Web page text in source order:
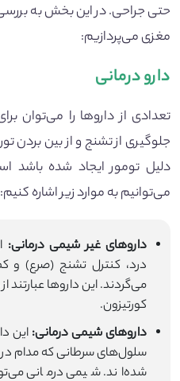
حتی جراحی. در این بخش به
مغزی می‌پردازیم:
دارو درمانی
تعدادی از دارو‌ها را می‌توان
جلوگیری از تشنج و از بین بردن
دلیل تومور ایجاد شده باشد
می‌توانیم به موارد زیر اشاره کنیم:
داروهای غیر شیمی درمانی:
درد، کنترل تشنج (صرع) و
می‌گردند. این داروها
کورتیزون.
داروهای شیمی درمانی:این
سلول‌های سرطانی که مدام
شده‌اند. شیمی درمانی